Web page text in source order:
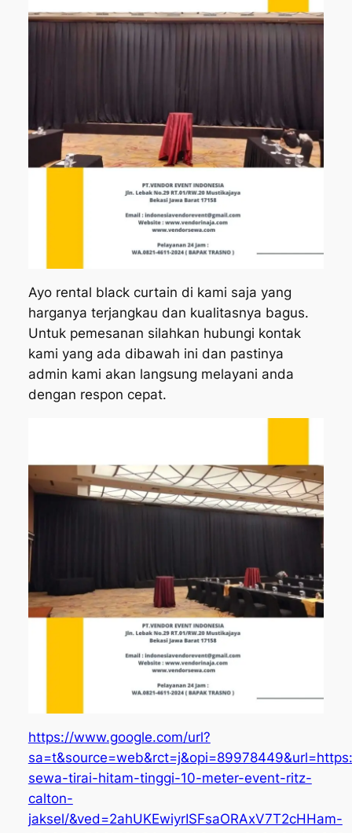
Ayo rental black curtain di kami saja yang
harganya terjangkau dan kualitasnya bagus.
Untuk pemesanan silahkan hubungi kontak
kami yang ada dibawah ini dan pastinya
admin kami akan langsung melayani anda
dengan respon cepat.
https://www.google.com/url?
sewa-tirai-hitam-tinggi-10-meter-event-ritz-
calton-
jaksel/&ved=2ahUKEwiyrISFsaORAxV7T2cHHam-